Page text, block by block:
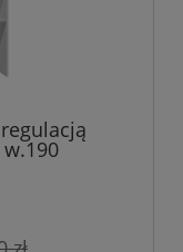
regulacją